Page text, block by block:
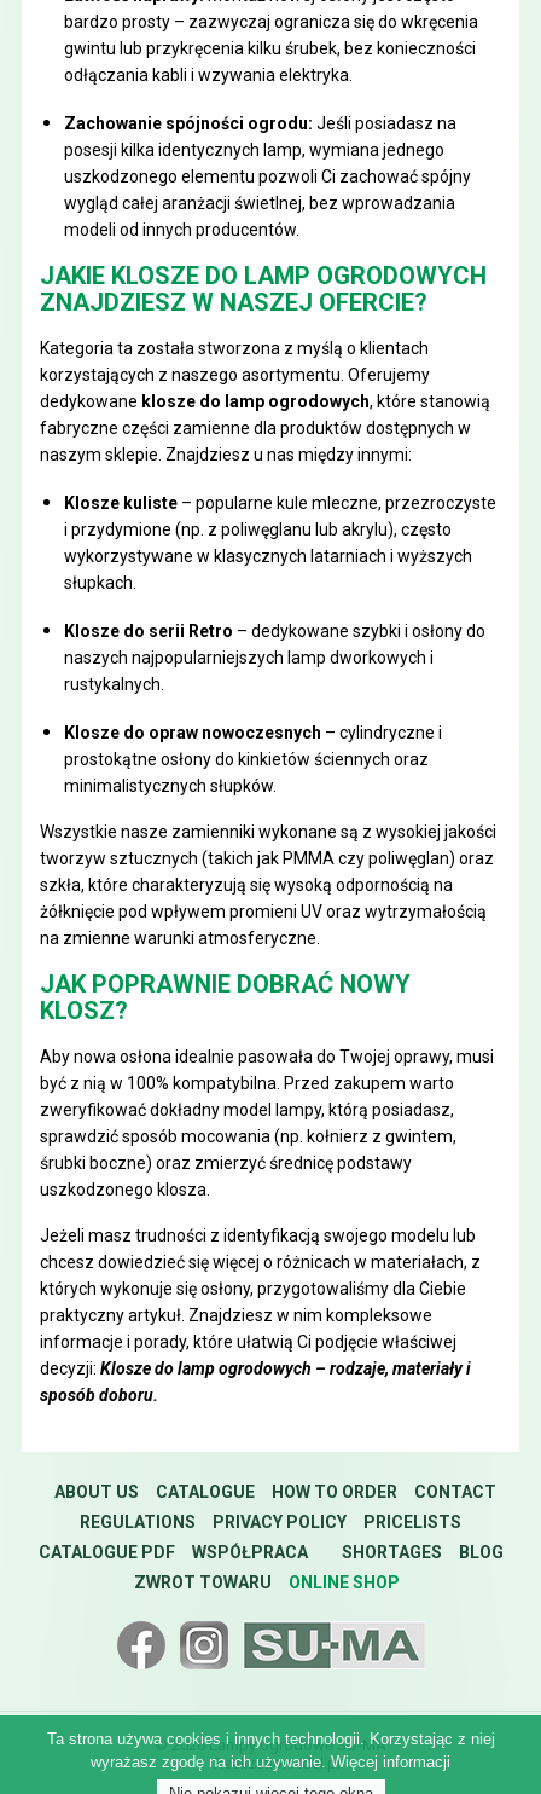
bardzo prosty – zazwyczaj ogranicza się do wkręcenia
gwintu lub przykręcenia kilku śrubek, bez konieczności
odłączania kabli i wzywania elektryka.
Zachowanie spójności ogrodu: Jeśli posiadasz na
posesji kilka identycznych lamp, wymiana jednego
uszkodzonego elementu pozwoli Ci zachować spójny
wygląd całej aranżacji świetlnej, bez wprowadzania
modeli od innych producentów.
JAKIE KLOSZE DO LAMP OGRODOWYCH
ZNAJDZIESZ W NASZEJ OFERCIE?
Kategoria ta została stworzona z myślą o klientach
korzystających z naszego asortymentu. Oferujemy
dedykowane klosze do lamp ogrodowych, które stanowią
fabryczne części zamienne dla produktów dostępnych w
naszym sklepie. Znajdziesz u nas między innymi:
Klosze kuliste– popularne kule mleczne, przezroczyste
i przydymione (np. z poliwęglanu lub akrylu), często
wykorzystywane w klasycznych latarniach i wyższych
słupkach.
Klosze do serii Retro – dedykowane szybki i osłony do
naszych najpopularniejszych lamp dworkowych i
rustykalnych.
Klosze do opraw nowoczesnych – cylindryczne i
prostokątne osłony do kinkietów ściennych oraz
minimalistycznych słupków.
Wszystkie nasze zamienniki wykonane są z wysokiej jakości
tworzyw sztucznych (takich jak PMMA czy poliwęglan) oraz
szkła, które charakteryzują się wysoką odpornością na
żółknięcie pod wpływem promieni UV oraz wytrzymałością
na zmienne warunki atmosferyczne.
JAK POPRAWNIE DOBRAĆ NOWY
KLOSZ?
Aby nowa osłona idealnie pasowała do Twojej oprawy, musi
być z nią w 100% kompatybilna. Przed zakupem warto
zweryfikować dokładny model lampy, którą posiadasz,
sprawdzić sposób mocowania (np. kołnierz z gwintem,
śrubki boczne) oraz zmierzyć średnicę podstawy
uszkodzonego klosza.
Jeżeli masz trudności z identyfikacją swojego modelu lub
chcesz dowiedzieć się więcej o różnicach w materiałach, z
których wykonuje się osłony, przygotowaliśmy dla Ciebie
praktyczny artykuł. Znajdziesz w nim kompleksowe
informacje i porady, które ułatwią Ci podjęcie właściwej
decyzji: Klosze do lamp ogrodowych – rodzaje, materiały i
sposób doboru.
ABOUT US CATALOGUE HOW TO ORDER
CONTACT
REGULATIONS
PRIVACY POLICY
PRICELISTS
CATALOGUE PDF
WSPÓŁPRACA SHORTAGES
BLOG
ZWROT TOWARU
ONLINE SHOP
© 2026 Lampy ogrodowe SU-MA
Realization:idel.pl
Ta strona używa cookies i innych technologii. Korzystając z niej
wyrażasz zgodę na ich używanie. Więcej informacji